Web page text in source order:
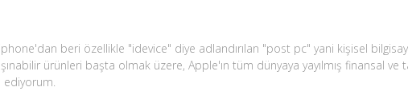
iphone'dan beri özellikle "idevice" diye adlandırılan "post pc" yani kişisel
ürünleri başta olmak üzere, Apple'ın tüm dünyaya yayılmış finansal ve
ediyorum.